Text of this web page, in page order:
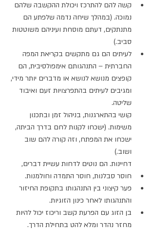
קשה להם להתרכז ויכולת ההקשבה שלהם
נמוכה. (במהלך שיחה נדמה שלפתע הם
מתנתקים, דעתם מוסחת ועיניהם משוטטות
סביב.)
לעיתים הם גם מתקשים בקריאת המפה
החברתית – התנהגותם אימפולסיבית, הם
קופצים מנושא לנושא או מדברים יותר מידי,
ומגיבים לעיתים בהתפרצויות זעם ואיבוד
שליטה.
קושי בהתארגנות, בניהול זמן ובתכנון
משימות. (ישכחו לקנות לחם בדרך הביתה,
ישכחו את המפתח, וזה קורה להם שוב
ושוב.)
דחיינות. הם נוטים לדחות עשיית דברים,
חוסר סבלנות, חוסר התמדה וחולמנות.
פער קיצוני בין התנהגותו בתקופת החיזור
והתנהגותו לאחר כינון הזוגיות.
בן הזוג עם הפרעת קשב וריכוז יכול להיות
מחזר נהדר ומלא להט בתחילת הדרך.